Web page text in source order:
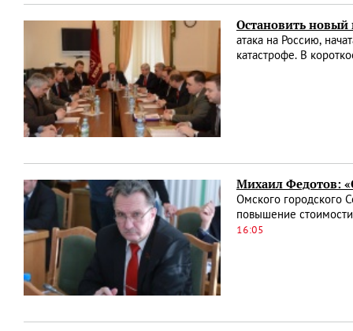
Остановить новый
атака на Россию,
катастрофе. В
Михаил Федотов:
Омского городского
повышение
16:05